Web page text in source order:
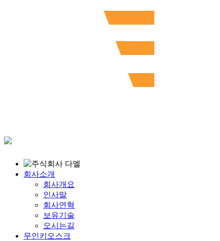
회사소개
회사개요
인사말
회사연혁
보유기술
오시는길
무인키오스크